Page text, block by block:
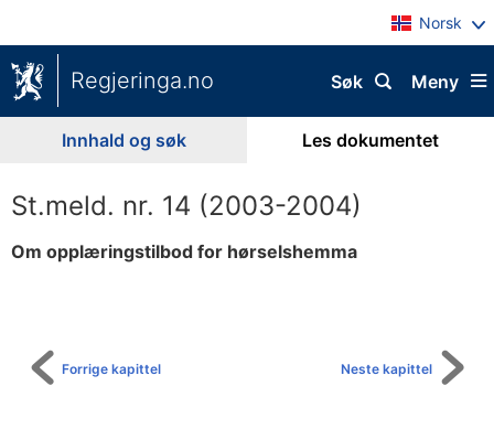
Norsk
Regjeringa.no Meny
Søk
Innhald og søk Les dokumentet
St.meld. nr. 14 (2003-2004)
Om opplæringstilbod for hørselshemma
Neste kapittel
Forrige kapittel